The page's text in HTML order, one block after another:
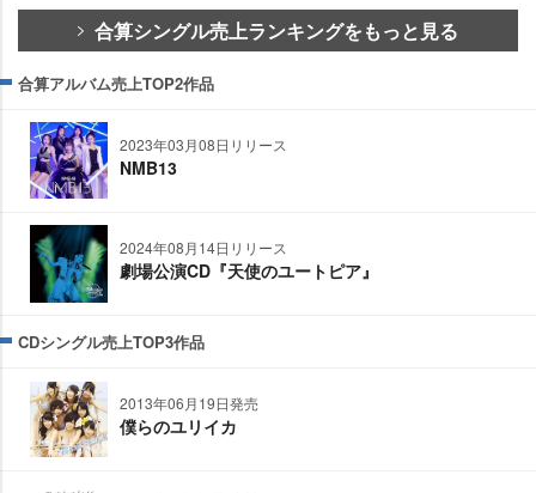
合算シングル売上ランキングをもっと見る
合算アルバム売上TOP2作品
2023年03月08日リリース
NMB13
2024年08月14日リリース
劇場公演CD『天使のユートピア』
CDシングル売上TOP3作品
2013年06月19日発売
僕らのユリイカ